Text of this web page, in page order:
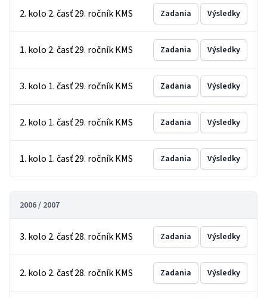
2. kolo 2. časť 29. ročník KMS Zadania Výsledky
1. kolo 2. časť 29. ročník KMS Zadania Výsledky
3. kolo 1. časť 29. ročník KMS Zadania Výsledky
2. kolo 1. časť 29. ročník KMS Zadania Výsledky
1. kolo 1. časť 29. ročník KMS Zadania Výsledky
2006 / 2007
3. kolo 2. časť 28. ročník KMS Zadania Výsledky
2. kolo 2. časť 28. ročník KMS Zadania Výsledky